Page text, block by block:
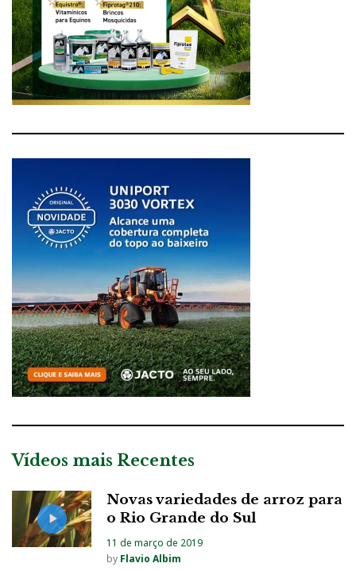
Vídeos mais Recentes
Novas variedades de arroz para
o Rio Grande do Sul
11 de março de 2019
by Flavio Albim